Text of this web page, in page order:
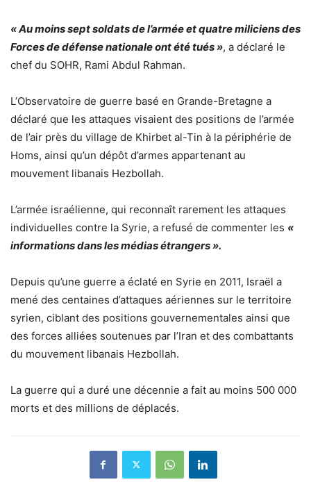
« Au moins sept soldats de l’armée et quatre miliciens des
Forces de défense nationale ont été tués », a déclaré le
chef du SOHR, Rami Abdul Rahman.
L’Observatoire de guerre basé en Grande-Bretagne a
déclaré que les attaques visaient des positions de l’armée
de l’air près du village de Khirbet al-Tin à la périphérie de
Homs, ainsi qu’un dépôt d’armes appartenant au
mouvement libanais Hezbollah.
L’armée israélienne, qui reconnaît rarement les attaques
individuelles contre la Syrie, a refusé de commenter les «
informations dans les médias étrangers ».
Depuis qu’une guerre a éclaté en Syrie en 2011, Israël a
mené des centaines d’attaques aériennes sur le territoire
syrien, ciblant des positions gouvernementales ainsi que
des forces alliées soutenues par l’Iran et des combattants
du mouvement libanais Hezbollah.
La guerre qui a duré une décennie a fait au moins 500 000
morts et des millions de déplacés.